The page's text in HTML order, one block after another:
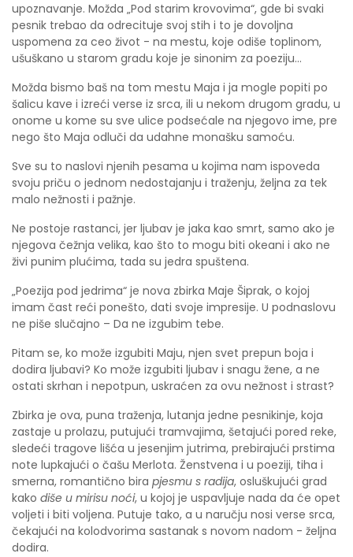
upoznavanje. Možda „Pod starim krovovima“, gde bi svaki
pesnik trebao da odrecituje svoj stih i to je dovoljna
uspomena za ceo život - na mestu, koje odiše toplinom,
ušuškano u starom gradu koje je sinonim za poeziju...
Možda bismo baš na tom mestu Maja i ja mogle popiti po
šalicu kave i izreći verse iz srca, ili u nekom drugom gradu, u
onome u kome su sve ulice podsećale na njegovo ime, pre
nego što Maja odluči da udahne monašku samoću.
Sve su to naslovi njenih pesama u kojima nam ispoveda
svoju priču o jednom nedostajanju i traženju, željna za tek
malo nežnosti i pažnje.
Ne postoje rastanci, jer ljubav je jaka kao smrt, samo ako je
njegova čežnja velika, kao što to mogu biti okeani i ako ne
živi punim plućima, tada su jedra spuštena.
„Poezija pod jedrima“ je nova zbirka Maje Šiprak, o kojoj
imam čast reći ponešto, dati svoje impresije. U podnaslovu
ne piše slučajno – Da ne izgubim tebe.
Pitam se, ko može izgubiti Maju, njen svet prepun boja i
dodira ljubavi? Ko može izgubiti ljubav i snagu žene, a ne
ostati skrhan i nepotpun, uskraćen za ovu nežnost i strast?
Zbirka je ova, puna traženja, lutanja jedne pesnikinje, koja
zastaje u prolazu, putujući tramvajima, šetajući pored reke,
sledeći tragove lišća u jesenjim jutrima, prebirajući prstima
note lupkajući o čašu Merlota. Ženstvena i u poeziji, tiha i
smerna, romantično bira pjesmu s radija, osluškujući grad
kako diše u mirisu noći, u kojoj je uspavljuje nada da će opet
voljeti i biti voljena. Putuje tako, a u naručju nosi verse srca,
čekajući na kolodvorima sastanak s novom nadom - željna
dodira.